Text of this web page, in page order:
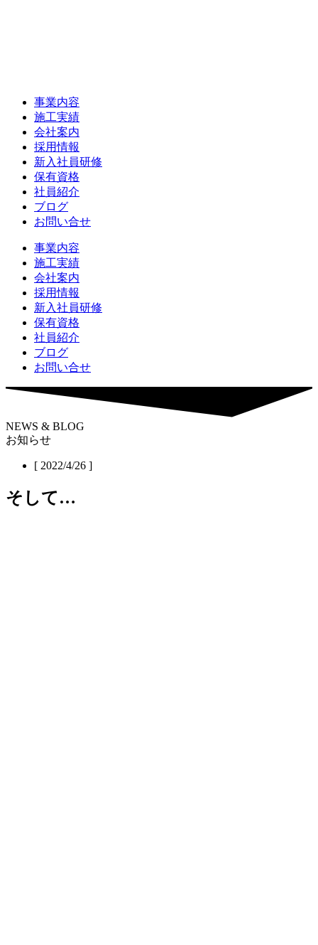
事業内容
施工実績
会社案内
採用情報
新入社員研修
保有資格
社員紹介
ブログ
お問い合せ
事業内容
施工実績
会社案内
採用情報
新入社員研修
保有資格
社員紹介
ブログ
お問い合せ
NEWS & BLOG
お知らせ
[ 2022/4/26 ]
そして…